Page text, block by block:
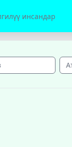
инсандар